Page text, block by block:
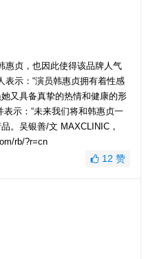
惠贞，也因此使得该品牌人气
示：“演员韩惠贞拥有着性感
又具备真挚的热情和健康的形
示：“未来我们将和韩惠贞一
。吴银善/文 MAXCLINIC，
rb/?r=cn
12 赞